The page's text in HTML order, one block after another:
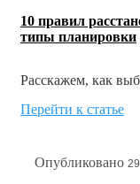
10 правил
типы планировки
Расскажем, как
исходя из
всё это на
Перейти к статье
Опубликовано